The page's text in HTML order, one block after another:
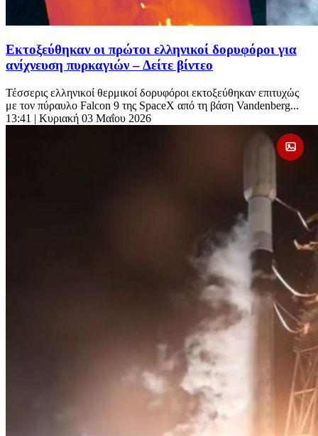
Εκτοξεύθηκαν οι πρώτοι ελληνικοί δορυφόροι για
ανίχνευση πυρκαγιών – Δείτε βίντεο
Τέσσερις ελληνικοί θερμικοί δορυφόροι εκτοξεύθηκαν επιτυχώς
με τον πύραυλο Falcon 9 της SpaceX από τη βάση Vandenberg...
13:41 | Κυριακή 03 Μαΐου 2026